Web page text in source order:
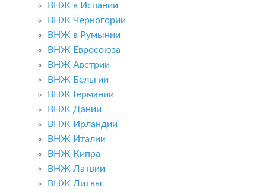
ВНЖ в Испании
ВНЖ Черногории
ВНЖ в Румынии
ВНЖ Евросоюза
ВНЖ Австрии
ВНЖ Бельгии
ВНЖ Германии
ВНЖ Дании
ВНЖ Ирландии
ВНЖ Италии
ВНЖ Кипра
ВНЖ Латвии
ВНЖ Литвы